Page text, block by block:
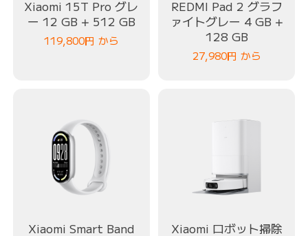
Xiaomi 15T Pro グレ
ー 12 GB + 512 GB
119,800円 から
REDMI Pad 2 グラフ
ァイトグレー 4 GB +
128 GB
27,980円 から
Xiaomi Smart Band
Xiaomi ロボット掃除